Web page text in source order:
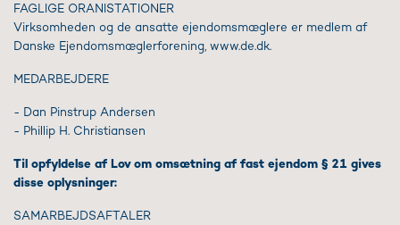
FAGLIGE ORANISTATIONER
Virksomheden og de ansatte ejendomsmæglere er medlem af
Danske Ejendomsmæglerforening, www.de.dk.
MEDARBEJDERE
- Dan Pinstrup Andersen
- Phillip H. Christiansen
Til opfyldelse af Lov om omsætning af fast ejendom § 21 gives
disse oplysninger:
SAMARBEJDSAFTALER